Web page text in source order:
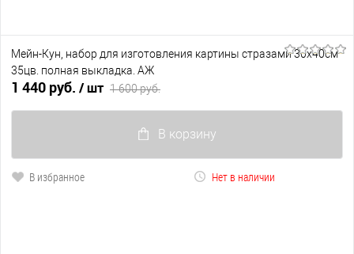
Мейн-Кун, набор для изготовления картины стразами 30х40см
35цв. полная выкладка. АЖ
1 440 руб. / шт 1 600 руб.
В корзину
В избранное Нет в наличии